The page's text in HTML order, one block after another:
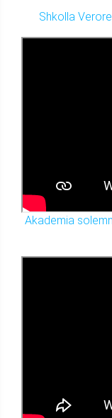
Shkolla
Akademia